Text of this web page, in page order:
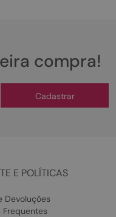
compra!
Cadastrar
E POLÍTICAS
Devoluções
Frequentes